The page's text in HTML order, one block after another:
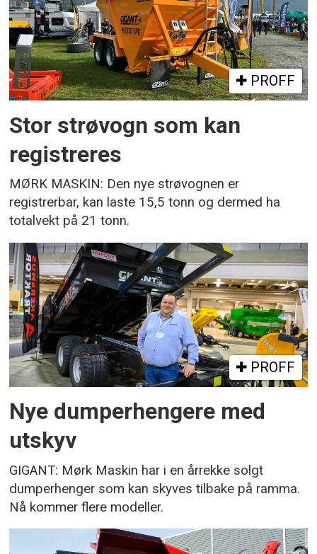
PROFF
Stor strøvogn som kan
registreres
MØRK MASKIN: Den nye strøvognen er
registrerbar, kan laste 15,5 tonn og dermed ha
totalvekt på 21 tonn.
PROFF
Nye dumperhengere med
utskyv
GIGANT: Mørk Maskin har i en årrekke solgt
dumperhenger som kan skyves tilbake på ramma.
Nå kommer flere modeller.